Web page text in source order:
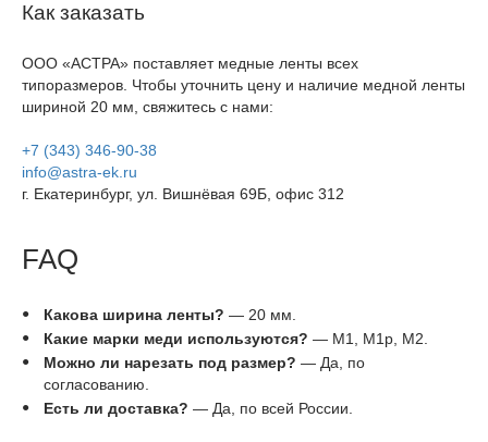
Как заказать
ООО «АСТРА» поставляет медные ленты всех
типоразмеров. Чтобы уточнить цену и наличие медной ленты
шириной 20 мм, свяжитесь с нами:
+7 (343) 346-90-38
info@astra-ek.ru
г. Екатеринбург, ул. Вишнёвая 69Б, офис 312
FAQ
Какова ширина ленты? — 20 мм.
Какие марки меди используются? — М1, М1р, М2.
Можно ли нарезать под размер? — Да, по
согласованию.
Есть ли доставка? — Да, по всей России.